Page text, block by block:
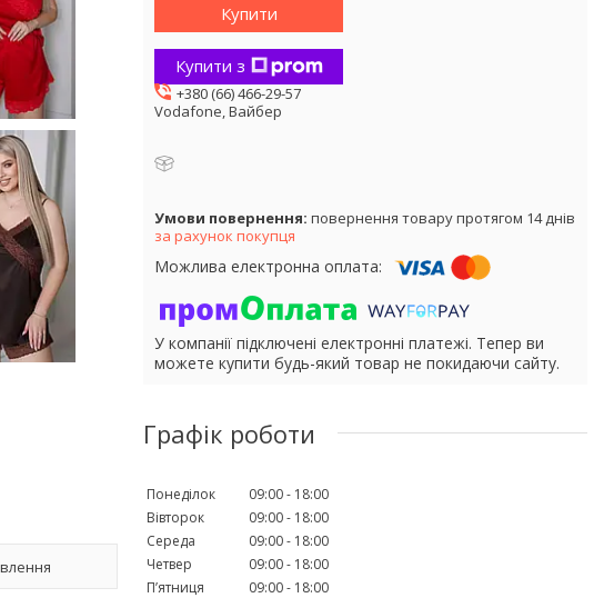
Купити
Купити з
+380 (66) 466-29-57
Vodafone, Вайбер
повернення товару протягом 14 днів
за рахунок покупця
У компанії підключені електронні платежі. Тепер ви
можете купити будь-який товар не покидаючи сайту.
Графік роботи
Понеділок 09:00
18:00
Вівторок
09:00
18:00
Середа
09:00
18:00
Четвер
09:00
18:00
Пʼятниця
09:00
18:00